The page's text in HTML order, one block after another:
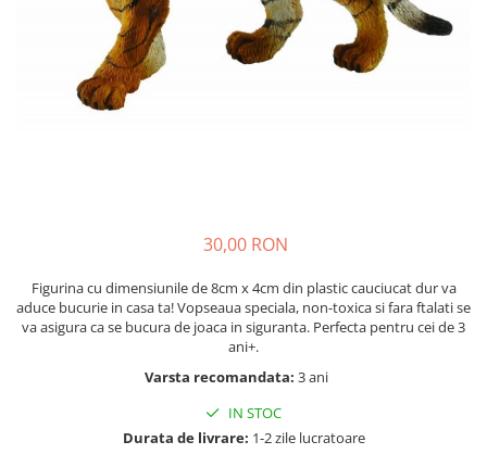
Nisip kinetic
Jucarii interactive
Proiector pentru copii
Instrumente muzicale pentru copii
Banc de lucru pentru copii
Casa de papusi
Bormasina magica
Papusi si Bebelusi Reborn
Jucarii cu Dinozauri
Cadou copii 8 ani
Cadou copii 9 ani
Cadou copii 10 ani
30,00 RON
Figurina cu dimensiunile de 8cm x 4cm din plastic cauciucat dur va
aduce bucurie in casa ta! Vopseaua speciala, non-toxica si fara ftalati se
va asigura ca se bucura de joaca in siguranta. Perfecta pentru cei de 3
ani+.
Varsta recomandata: 3 ani
IN STOC
Durata de livrare: 1-2 zile lucratoare